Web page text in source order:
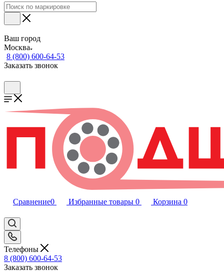
Ваш город
Москва
8 (800) 600-64-53
Заказать звонок
Сравнение0 Избранные товары 0 Корзина 0
Телефоны
8 (800) 600-64-53
Заказать звонок